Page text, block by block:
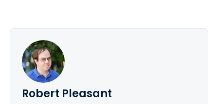
Robert Pleasant